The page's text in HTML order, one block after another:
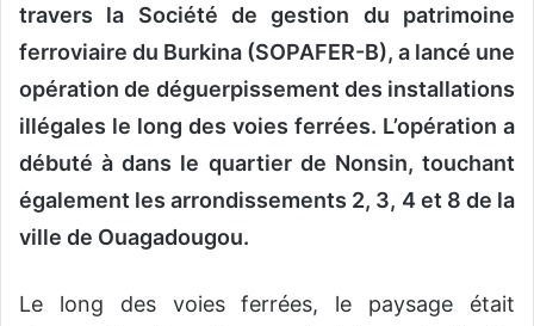
l
travers la Société de gestion du patrimoine
ferroviaire du Burkina (SOPAFER-B), a lancé une
opération de déguerpissement des installations
illégales le long des voies ferrées. L’opération a
débuté à dans le quartier de Nonsin, touchant
également les arrondissements 2, 3, 4 et 8 de la
ville de Ouagadougou.
Le long des voies ferrées, le paysage était